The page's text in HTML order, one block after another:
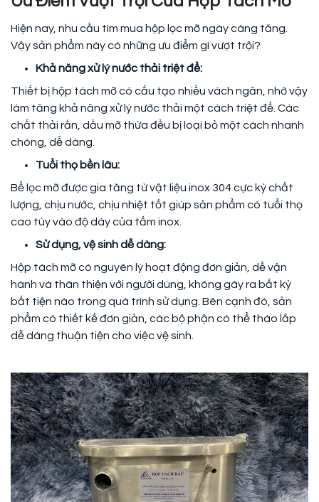
Hiện nay, nhu cầu tìm mua hộp lọc mỡ ngày càng tăng.
Vậy sản phẩm này có những ưu điểm gì vượt trội?
Khả năng xử lý nước thải triệt để:
Thiết bị hộp tách mỡ có cấu tạo nhiều vách ngăn, nhờ vậy
làm tăng khả năng xử lý nước thải một cách triệt để. Các
chất thải rắn, dầu mỡ thừa đều bị loại bỏ một cách nhanh
chóng, dễ dàng.
Tuổi thọ bền lâu:
Bể lọc mỡ được gia tăng từ vật liệu inox 304 cực kỳ chất
lượng, chịu nước, chịu nhiệt tốt giúp sản phẩm có tuổi thọ
cao tùy vào độ dày của tấm inox.
Sử dụng, vệ sinh dễ dàng:
Hộp tách mỡ có nguyên lý hoạt động đơn giản, dễ vận
hành và thân thiện với người dùng, không gây ra bất kỳ
bất tiện nào trong quá trình sử dụng. Bên cạnh đó, sản
phẩm có thiết kế đơn giản, các bộ phận có thể tháo lắp
dễ dàng thuận tiện cho việc vệ sinh.